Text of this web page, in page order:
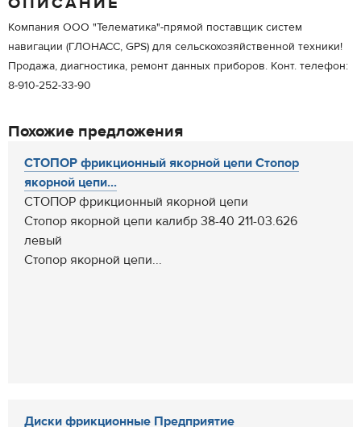
Компания ООО "Телематика"-прямой поставщик систем
навигации (ГЛОНАСС, GPS) для сельскохозяйственной техники!
Продажа, диагностика, ремонт данных приборов. Конт. телефон:
8-910-252-33-90
Похожие предложения
СТОПОР фрикционный якорной цепи Стопор
якорной цепи...
СТОПОР фрикционный якорной цепи
Стопор якорной цепи калибр 38-40 211-03.626
левый
Стопор якорной цепи...
Диски фрикционные Предприятие